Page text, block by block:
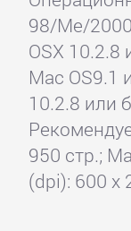
98/Me/
OSX 10.2.8
Mac OS9.1
10.2.8 или
950 стр.;
(dpi): 600 x